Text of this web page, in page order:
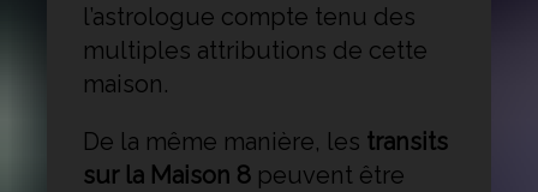
l’astrologue compte tenu des
multiples attributions de cette
maison.
De la même manière, les transits
sur la Maison 8peuvent être